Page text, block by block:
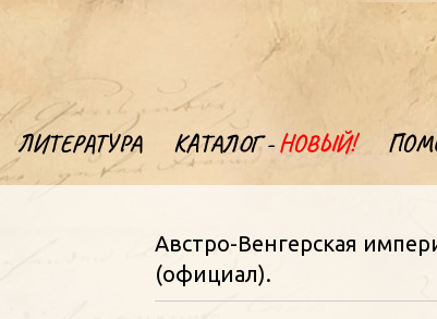
ЛИТЕРАТУРА КАТАЛОГ -НОВЫЙ!
Австро-Венгерская
(oфициал).